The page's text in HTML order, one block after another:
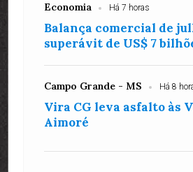
Economia Há 7 horas
Balança comercial de
superávit de US$ 7
Campo Grande - MS Há 8
Vira CG leva asfalto às
Aimoré